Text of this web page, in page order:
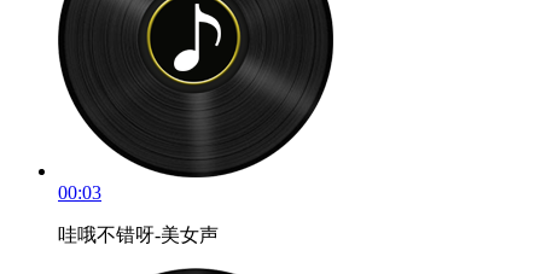
00:03
哇哦不错呀-美女声